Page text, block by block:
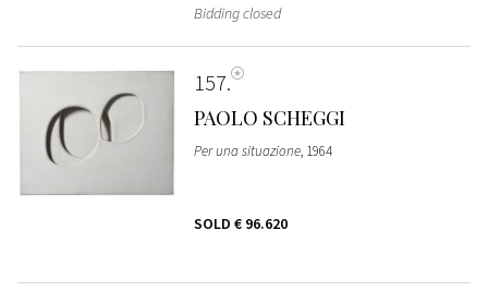
Bidding closed
157
PAOLO SCHEGGI
Per una situazione, 1964
SOLD € 96.620